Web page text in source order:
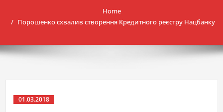
Home
Порошенко схвалив створення Кредитного реєстру Нацбанку
01.03.2018